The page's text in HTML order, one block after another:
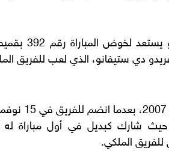
ووفقًا لصحيفة "ماركا"
دي ستيفانو، الذي لعب للفريق
وبدأ البرازيلي
حيث شارك كبديل في أول مباراة له
للفريق الملكي.